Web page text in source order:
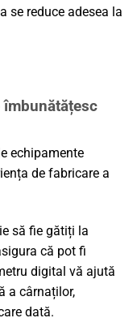
se reduce adesea la
echipamente
de fabricare a
să fie gătiți la
că pot fi
digital vă ajută
a cârnaților,
dată.